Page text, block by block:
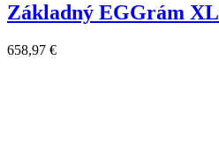
Základný EGGrám XL
658,97 €